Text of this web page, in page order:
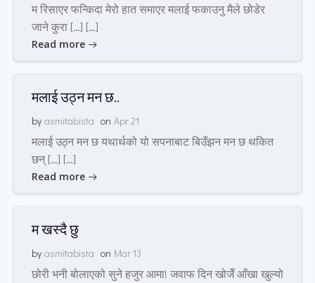
म रिसाएर फन्किदा मेरो हात समाएर मलाई फकाउनु मैले छोडेर
जाने कुरा […] […]
Read more
मलाई उठ्न मन छ..
by asmitabista on Apr 21
मलाई उठ्न मन छ यथार्थको यो सपनाबाट बिउँझन मन छ थकित
छन् […] […]
Read more
म खस्दै छु
by asmitabista on Mar 13
छोरी भनी बोलाएको सुने हजुर आमा! जवाफ दिन खोजेँ आँखा खुल्यो